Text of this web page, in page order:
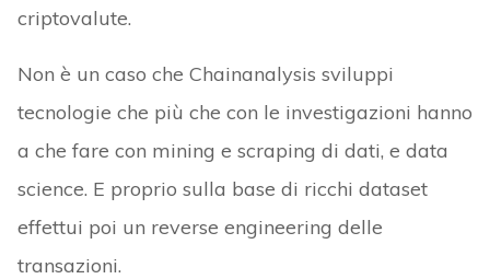
criptovalute.
Non è un caso che Chainanalysis sviluppi
tecnologie che più che con le investigazioni hanno
a che fare con mining e scraping di dati, e data
science. E proprio sulla base di ricchi dataset
effettui poi un reverse engineering delle
transazioni.